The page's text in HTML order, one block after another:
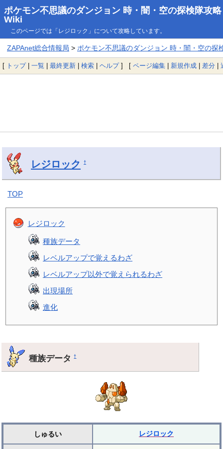
ポケモン不思議のダンジョン 時・闇・空の探検隊攻略
Wiki
このページでは「レジロック」について攻略しています。
ZAPAnet総合情報局 > ポケモン不思議のダンジョン 時・闇・空の探
[ トップ| 一覧 | 最終更新 | 検索 | ヘルプ] [ ページ編集 | 新規作成 | 差分 |
レジロック †
TOP
レジロック
種族データ
レベルアップで覚えるわざ
レベルアップ以外で覚えられるわざ
出現場所
進化
種族データ†
しゅるい レジロック